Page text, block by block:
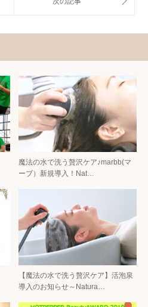
魔法の水で洗う贅沢ケア♪marbb(マ
ーブ）新規導入！Nat…
【魔法の水で洗う贅沢ケア】活泡泉
導入のお知らせ～Natura…